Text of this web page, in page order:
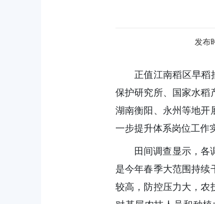
发布
正值江南稻区早稻
保护研究所、 国家水稻
湖南衡阳、永州等地开
一步提升体系岗位工作
田间调查显示，各
是今年春季大范围持
较高，防控压力大，农